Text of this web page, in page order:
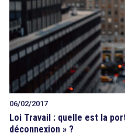
06/02/2017
Loi Travail : quelle est la
déconnexion » ?